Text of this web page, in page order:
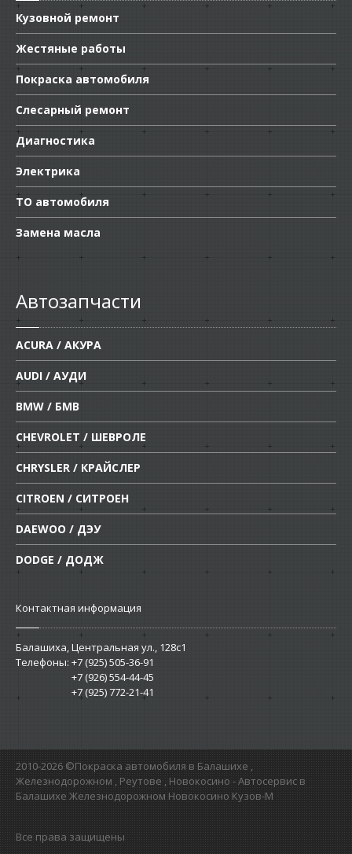
Кузовной ремонт
Жестяные работы
Покраска автомобиля
Слесарный ремонт
Диагностика
Электрика
ТО автомобиля
Замена масла
Автозапчасти
ACURA / АКУРА
AUDI / АУДИ
BMW / БМВ
CHEVROLET / ШЕВРОЛЕ
CHRYSLER / КРАЙСЛЕР
CITROEN / СИТРОЕН
DAEWOO / ДЭУ
DODGE / ДОДЖ
Контактная информация
Балашиха, Центральная ул., 128c1
Телефоны: +7 (925) 505-36-91
+7 (926) 554-44-45
+7 (925) 772-21-41
2010-2026 ©Покраска автомобиля в Балашихе ,
Железнодорожном , Реутове , Новокосино - Автосервис в
Балашихе Железнодорожном Новокосино Кузов-М
Все права защищены